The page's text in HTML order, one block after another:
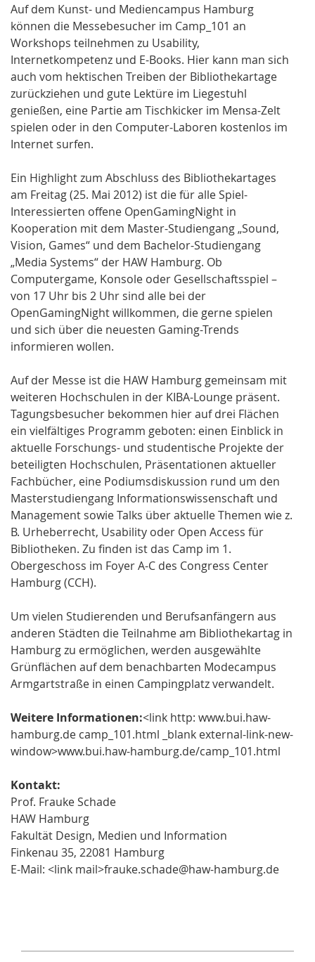
Auf dem Kunst- und Mediencampus Hamburg
können die Messebesucher im Camp_101 an
Workshops teilnehmen zu Usability,
Internetkompetenz und E-Books. Hier kann man sich
auch vom hektischen Treiben der Bibliothekartage
zurückziehen und gute Lektüre im Liegestuhl
genießen, eine Partie am Tischkicker im Mensa-Zelt
spielen oder in den Computer-Laboren kostenlos im
Internet surfen.
Ein Highlight zum Abschluss des Bibliothekartages
am Freitag (25. Mai 2012) ist die für alle Spiel-
Interessierten offene OpenGamingNight in
Kooperation mit dem Master-Studiengang „Sound,
Vision, Games“ und dem Bachelor-Studiengang
„Media Systems“ der HAW Hamburg. Ob
Computergame, Konsole oder Gesellschaftsspiel –
von 17 Uhr bis 2 Uhr sind alle bei der
OpenGamingNight willkommen, die gerne spielen
und sich über die neuesten Gaming-Trends
informieren wollen.
Auf der Messe ist die HAW Hamburg gemeinsam mit
weiteren Hochschulen in der KIBA-Lounge präsent.
Tagungsbesucher bekommen hier auf drei Flächen
ein vielfältiges Programm geboten: einen Einblick in
aktuelle Forschungs- und studentische Projekte der
beteiligten Hochschulen, Präsentationen aktueller
Fachbücher, eine Podiumsdiskussion rund um den
Masterstudiengang Informationswissenschaft und
Management sowie Talks über aktuelle Themen wie z.
B. Urheberrecht, Usability oder Open Access für
Bibliotheken. Zu finden ist das Camp im 1.
Obergeschoss im Foyer A-C des Congress Center
Hamburg (CCH).
Um vielen Studierenden und Berufsanfängern aus
anderen Städten die Teilnahme am Bibliothekartag in
Hamburg zu ermöglichen, werden ausgewählte
Grünflächen auf dem benachbarten Modecampus
Armgartstraße in einen Campingplatz verwandelt.
Weitere Informationen:<link http: www.bui.haw-
hamburg.de camp_101.html _blank external-link-new-
window>www.bui.haw-hamburg.de/camp_101.html
Kontakt:
Prof. Frauke Schade
HAW Hamburg
Fakultät Design, Medien und Information
Finkenau 35, 22081 Hamburg
E-Mail: <link mail>frauke.schade@haw-hamburg.de